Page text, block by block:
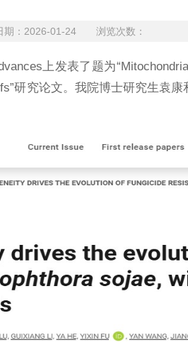
：2026-01-24 浏览次数：
上发表了题为
研究论文。我院博士研究生袁